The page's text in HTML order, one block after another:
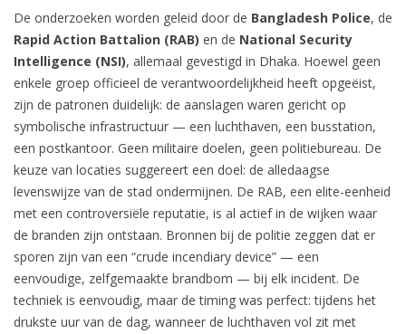
De onderzoeken worden geleid door de Bangladesh Police, de
Rapid Action Battalion (RAB) en de National Security
Intelligence (NSI), allemaal gevestigd in Dhaka. Hoewel geen
enkele groep officieel de verantwoordelijkheid heeft opgeëist,
zijn de patronen duidelijk: de aanslagen waren gericht op
symbolische infrastructuur — een luchthaven, een busstation,
een postkantoor. Geen militaire doelen, geen politiebureau. De
keuze van locaties suggereert een doel: de alledaagse
levenswijze van de stad ondermijnen. De RAB, een elite-eenheid
met een controversiële reputatie, is al actief in de wijken waar
de branden zijn ontstaan. Bronnen bij de politie zeggen dat er
sporen zijn van een “crude incendiary device” — een
eenvoudige, zelfgemaakte brandbom — bij elk incident. De
techniek is eenvoudig, maar de timing was perfect: tijdens het
drukste uur van de dag, wanneer de luchthaven vol zit met